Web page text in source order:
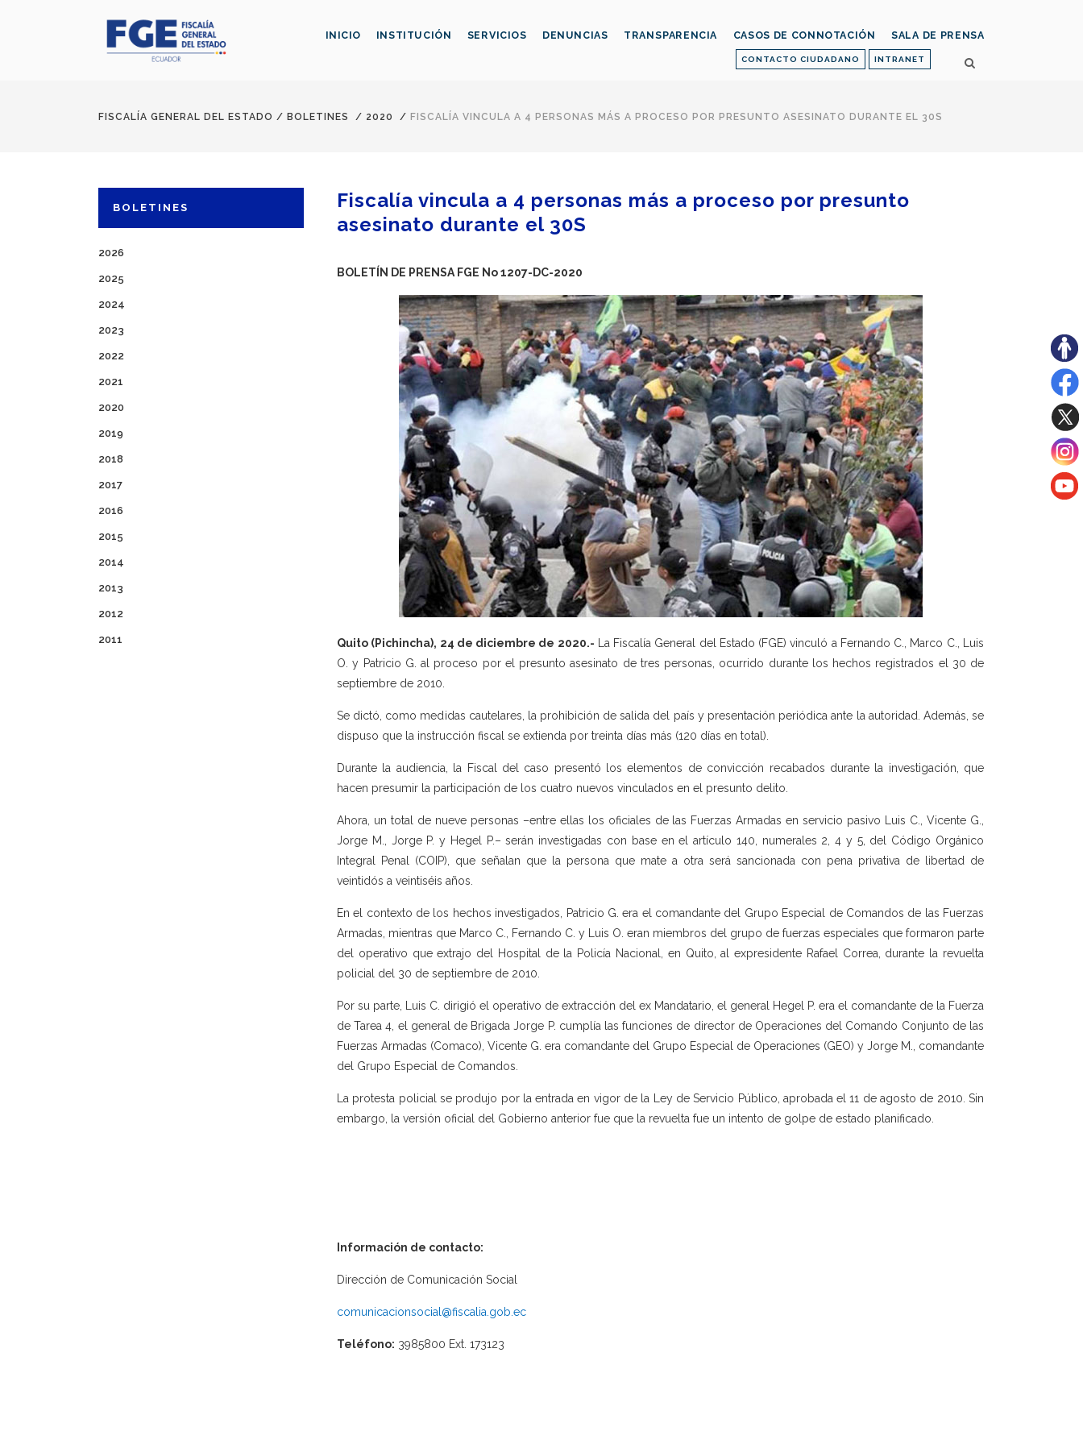
CONTACTO CIUDADANO INTRANET
INICIO INSTITUCIÓN SERVICIOS DENUNCIAS TRANSPARENCIA CASOS DE CONNOTACIÓN SALA DE PRENSA
FISCALÍA GENERAL DEL ESTADO / BOLETINES / 2020 / FISCALÍA VINCULA A 4 PERSONAS MÁS A PROCESO POR PRESUNTO ASESINATO DURANTE EL 30S
BOLETINES
2026
2025
2024
2023
2022
2021
2020
2019
2018
2017
2016
2015
2014
2013
2012
2011
Fiscalía vincula a 4 personas más a proceso por presunto
asesinato durante el 30S
BOLETÍN DE PRENSA FGE No 1207-DC-2020
Quito (Pichincha), 24 de diciembre de 2020.- La Fiscalía General del Estado (FGE) vinculó a Fernando C., Marco C., Luis
O. y Patricio G. al proceso por el presunto asesinato de tres personas, ocurrido durante los hechos registrados el 30 de
septiembre de 2010.
Se dictó, como medidas cautelares, la prohibición de salida del país y presentación periódica ante la autoridad. Además, se
dispuso que la instrucción fiscal se extienda por treinta días más (120 días en total).
Durante la audiencia, la Fiscal del caso presentó los elementos de convicción recabados durante la investigación, que
hacen presumir la participación de los cuatro nuevos vinculados en el presunto delito.
Ahora, un total de nueve personas –entre ellas los oficiales de las Fuerzas Armadas en servicio pasivo Luis C., Vicente G.,
Jorge M., Jorge P. y Hegel P.– serán investigadas con base en el artículo 140, numerales 2, 4 y 5, del Código Orgánico
Integral Penal (COIP), que señalan que la persona que mate a otra será sancionada con pena privativa de libertad de
veintidós a veintiséis años.
En el contexto de los hechos investigados, Patricio G. era el comandante del Grupo Especial de Comandos de las Fuerzas
Armadas, mientras que Marco C., Fernando C. y Luis O. eran miembros del grupo de fuerzas especiales que formaron parte
del operativo que extrajo del Hospital de la Policía Nacional, en Quito, al expresidente Rafael Correa, durante la revuelta
policial del 30 de septiembre de 2010.
Por su parte, Luis C. dirigió el operativo de extracción del ex Mandatario, el general Hegel P. era el comandante de la Fuerza
de Tarea 4, el general de Brigada Jorge P. cumplía las funciones de director de Operaciones del Comando Conjunto de las
Fuerzas Armadas (Comaco), Vicente G. era comandante del Grupo Especial de Operaciones (GEO) y Jorge M., comandante
del Grupo Especial de Comandos.
La protesta policial se produjo por la entrada en vigor de la Ley de Servicio Público, aprobada el 11 de agosto de 2010. Sin
embargo, la versión oficial del Gobierno anterior fue que la revuelta fue un intento de golpe de estado planificado.
Información de contacto:
Dirección de Comunicación Social
comunicacionsocial@fiscalia.gob.ec
Teléfono: 3985800 Ext. 173123